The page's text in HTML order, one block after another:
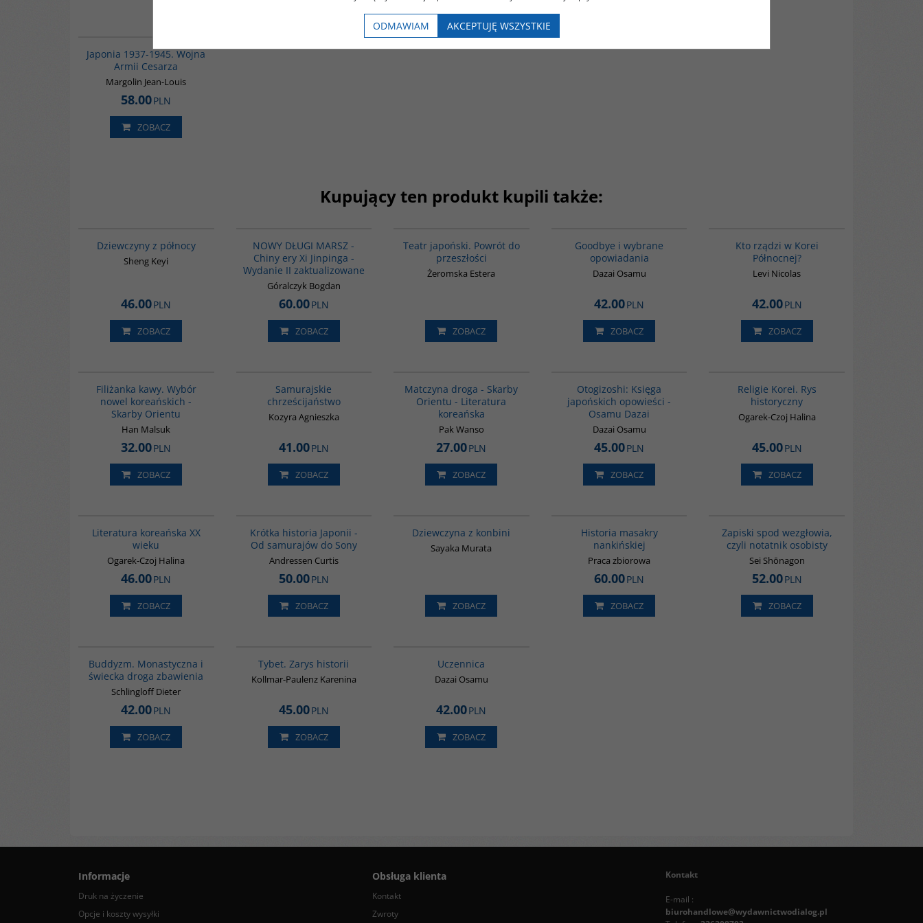
Japonia 1937-1945. Wojna
Armii Cesarza
Margolin Jean-Louis
58.00PLN
ZOBACZ
Kupujący ten produkt kupili także:
Dziewczyny z północy
Sheng Keyi
46.00PLN
ZOBACZ
NOWY DŁUGI MARSZ -
Chiny ery Xi Jinpinga -
Wydanie II zaktualizowane
Góralczyk Bogdan
60.00PLN
ZOBACZ
Teatr japoński. Powrót do
przeszłości
Żeromska Estera
ZOBACZ
Goodbye i wybrane
opowiadania
Dazai Osamu
42.00PLN
ZOBACZ
Kto rządzi w Korei
Północnej?
Levi Nicolas
42.00PLN
ZOBACZ
Filiżanka kawy. Wybór
nowel koreańskich -
Skarby Orientu
Han Malsuk
32.00PLN
ZOBACZ
Samurajskie
chrześcijaństwo
Kozyra Agnieszka
41.00PLN
ZOBACZ
Matczyna droga - Skarby
Orientu - Literatura
koreańska
Pak Wanso
27.00PLN
ZOBACZ
Otogizoshi: Księga
japońskich opowieści -
Osamu Dazai
Dazai Osamu
45.00PLN
ZOBACZ
Religie Korei. Rys
historyczny
Ogarek-Czoj Halina
45.00PLN
ZOBACZ
Literatura koreańska XX
wieku
Ogarek-Czoj Halina
46.00PLN
ZOBACZ
Krótka historia Japonii -
Od samurajów do Sony
Andressen Curtis
50.00PLN
ZOBACZ
Dziewczyna z konbini
Sayaka Murata
ZOBACZ
Historia masakry
nankińskiej
Praca zbiorowa
60.00PLN
ZOBACZ
Zapiski spod wezgłowia,
czyli notatnik osobisty
Sei Shōnagon
52.00PLN
ZOBACZ
Buddyzm. Monastyczna i
świecka droga zbawienia
Schlingloff Dieter
42.00PLN
ZOBACZ
Tybet. Zarys historii
Kollmar-Paulenz Karenina
45.00PLN
ZOBACZ
Uczennica
Dazai Osamu
42.00PLN
ZOBACZ
Informacje
Druk na życzenie
Opcje i koszty wysyłki
Obsługa klienta
Kontakt
Zwroty
Kontakt
E-mail :
biurohandlowe@wydawnictwodialog.pl
ODMAWIAM AKCEPTUJĘ WSZYSTKIE